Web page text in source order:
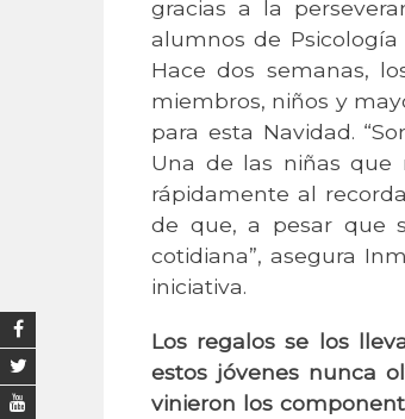
gracias a la
alumnos de
Hace dos semanas,
miembros, niños y
para esta Navidad.
Una de las niñas que
rápidamente al
de que, a pesar que
cotidiana”, asegura
iniciativa.
Los regalos se los
estos jóvenes nunca
vinieron los